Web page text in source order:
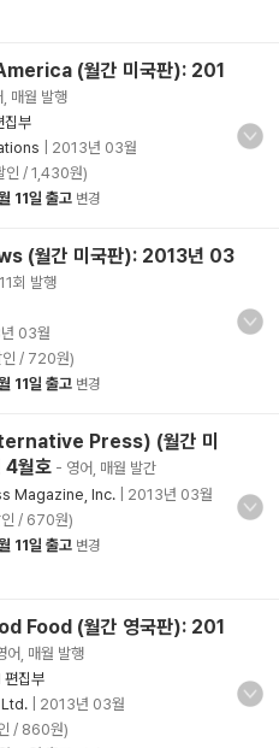
(월간 미국판): 201
매월 발행
부
2013년 03월
인 / 1,430원)
11일 출고 변경
(월간 미국판): 2013년 03
회 발행
03월
/ 720원)
11일 출고 변경
Press) (월간 미
4월호 - 영어, 매월 발간
Magazine, Inc.
2013년 03월
/ 670원)
11일 출고 변경
Food (월간 영국판): 201
어, 매월 발행
집부
2013년 03월
/ 860원)